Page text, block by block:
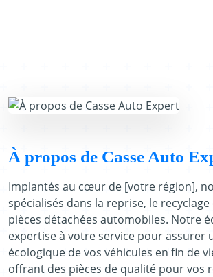
À propos de Casse Auto
Implantés au cœur de [votre région],
spécialisés dans la reprise, le
pièces détachées automobiles. Notre
expertise à votre service pour assurer
écologique de vos véhicules en fin de
offrant des pièces de qualité pour vos